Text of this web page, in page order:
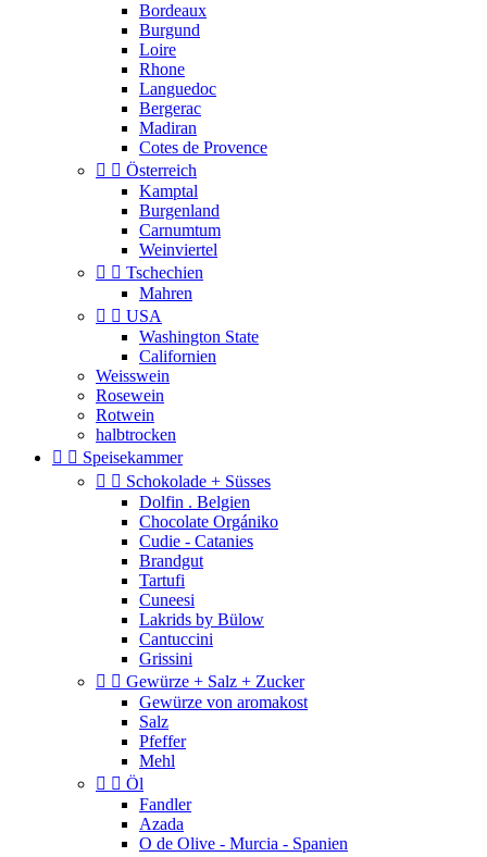
Bordeaux
Burgund
Loire
Rhone
Languedoc
Bergerac
Madiran
Cotes de Provence
  Österreich
Kamptal
Burgenland
Carnumtum
Weinviertel
  Tschechien
Mahren
  USA
Washington State
Californien
Weisswein
Rosewein
Rotwein
halbtrocken
  Speisekammer
  Schokolade + Süsses
Dolfin . Belgien
Chocolate Orgániko
Cudie - Catanies
Brandgut
Tartufi
Cuneesi
Lakrids by Bülow
Cantuccini
Grissini
  Gewürze + Salz + Zucker
Gewürze von aromakost
Salz
Pfeffer
Mehl
  Öl
Fandler
Azada
O de Olive - Murcia - Spanien